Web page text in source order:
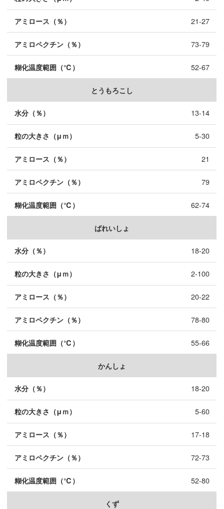
21-27
73-79
52-67
とうもろこし
13-14
5-30
21
79
62-74
ばれいしょ
18-20
2-100
20-22
78-80
55-66
かんしょ
18-20
5-60
17-18
72-73
52-80
くず